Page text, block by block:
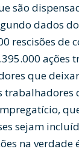
são
dados
rescisões
ações
que
trabalhadores
sejam
na verdade